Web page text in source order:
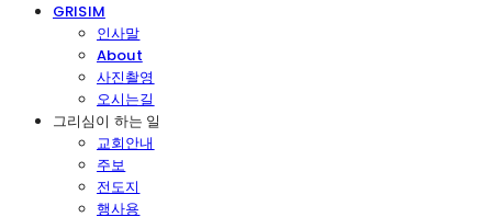
GRISIM
인사말
About
사진촬영
오시는길
그리심이 하는 일
교회안내
주보
전도지
행사용